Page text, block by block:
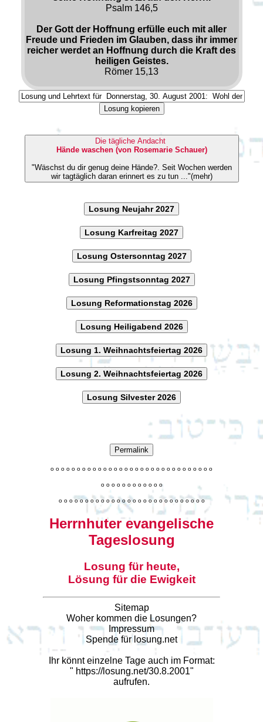
Psalm 146,5
Der Gott der Hoffnung erfülle euch mit aller
Freude und Frieden im Glauben, dass ihr immer
reicher werdet an Hoffnung durch die Kraft des
heiligen Geistes.
Römer 15,13
Losung kopieren
Die tägliche Andacht
Hände waschen (von Rosemarie Schauer)
"Wäschst du dir genug deine Hände?. Seit Wochen werden
wir tagtäglich daran erinnert es zu tun ..."(mehr)
Losung Neujahr 2027
Losung Karfreitag 2027
Losung Ostersonntag 2027
Losung Pfingstsonntag 2027
Losung Reformationstag 2026
Losung Heiligabend 2026
Losung 1. Weihnachtsfeiertag 2026
Losung 2. Weihnachtsfeiertag 2026
Losung Silvester 2026
Permalink
o o o o o o o o o o o o o o o o o o o o o o o o o o o o o o o
o o o o o o o o o o o o
o o o o o o o o o o o o o o o o o o o o o o o o o o o o
Herrnhuter evangelische
Tageslosung
Losung für heute,
Lösung für die Ewigkeit
Sitemap
Woher kommen die Losungen?
Impressum
Spende für losung.net
Ihr könnt einzelne Tage auch im Format:
" https://losung.net/30.8.2001"
aufrufen.